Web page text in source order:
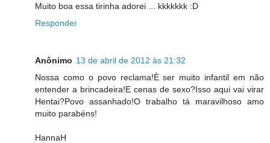
Muito boa essa tirinha adorei ... kkkkkkk :D
Responder
Anônimo 13 de abril de 2012 às 21:32
Nossa como o povo reclama!È ser muito infantil em não
entender a brincadeira!E cenas de sexo?Isso aqui vai virar
Hentai?Povo assanhado!O trabalho tá maravilhoso amo
muito parabéns!
HannaH